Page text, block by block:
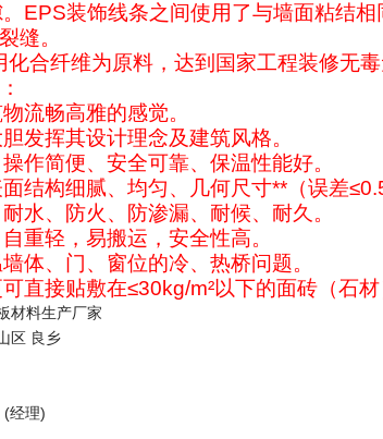
EPS装饰线条之间使用了与墙面粘结
缝。
化合纤维为原料，达到国家工程装修无毒
流畅高雅的感觉。
发挥其设计理念及建筑风格。
作简便、安全可靠、保温性能好。
结构细腻、均匀、几何尺寸**（误差
水、防火、防渗漏、耐候、耐久。
重轻，易搬运，安全性高。
体、门、窗位的冷、热桥问题。
直接贴敷在≤30kg/m²以下的面砖（石材
材料生产厂家
区 良乡
(经理)